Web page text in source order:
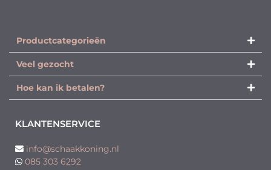
Productcategorieën​
Veel gezocht
Hoe kan ik betalen?
KLANTENSERVICE
info@schaakkoning.nl
085 303 6292